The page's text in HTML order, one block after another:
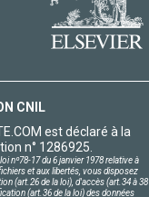
CNIL
est déclaré à la
n° 1286925.
nº78-17 du 6 janvier 1978 relative à
et aux libertés, vous disposez
(art.26 de la loi), d'accès (art.34 à 38
(art.36 de la loi) des données